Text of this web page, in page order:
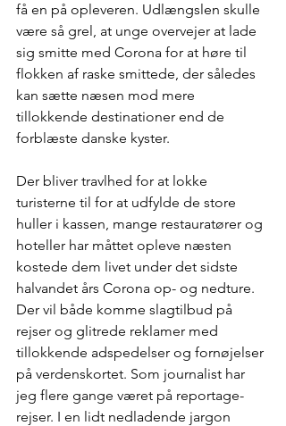
få en på opleveren. Udlængslen skulle
være så grel, at unge overvejer at lade
sig smitte med Corona for at høre til
flokken af raske smittede, der således
kan sætte næsen mod mere
tillokkende destinationer end de
forblæste danske kyster.
Der bliver travlhed for at lokke
turisterne til for at udfylde de store
huller i kassen, mange restauratører og
hoteller har måttet opleve næsten
kostede dem livet under det sidste
halvandet års Corona op- og nedture.
Der vil både komme slagtilbud på
rejser og glitrede reklamer med
tillokkende adspedelser og fornøjelser
på verdenskortet. Som journalist har
jeg flere gange været på reportage-
rejser. I en lidt nedladende jargon